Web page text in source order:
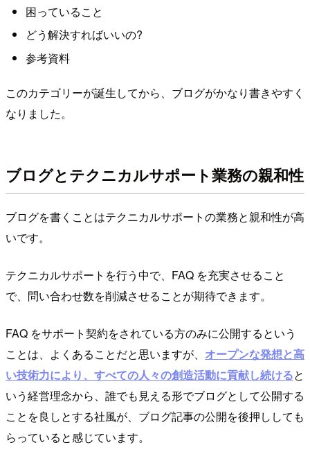
困っていること
どう解決すればいいの?
参考資料
このカテゴリーが誕生してから、ブログがかなり書きやすく
なりました。
ブログとテクニカルサポート業務の親和性
ブログを書くことはテクニカルサポートの業務と親和性が高
いです。
テクニカルサポートを行う中で、FAQ を充実させること
で、問い合わせ数を削減させることが期待できます。
FAQ をサポート契約をされている方のみに公開するという
ことは、よくあることだと思いますが、 オープンな発想と高
い技術力により、すべての人々の創造活動に貢献し続けると
いう経営理念から、誰でも見える形でブログとして公開する
ことを良しとする社風が、ブログ記事の公開を後押ししても
らっていると感じています。